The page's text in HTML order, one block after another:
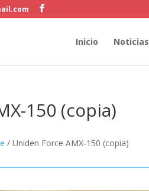
Inicio Noticias
150 (copia)
/ Uniden Force AMX-150 (copia)